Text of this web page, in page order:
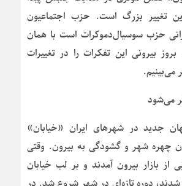
تغییر بزرگ است. حزب اجتماعیون
حزب سوسیال‌دموکرات است با همان
بیرونی این تفکرات را در تغییرات
می‌بینیم.
می‌شود
جدید در شهرهای ایران «خیابان»
چهره شهر و گشودگی به بیرون. وقتی
از بازار بیرون آمدند و بر لب خیابان